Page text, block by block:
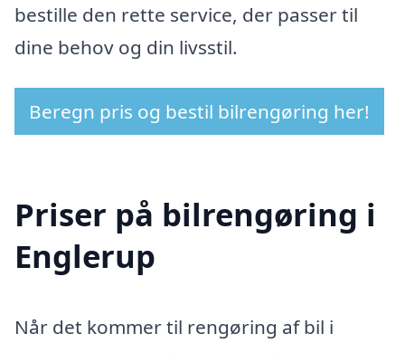
bestille den rette service, der passer til
dine behov og din livsstil.
Beregn pris og bestil bilrengøring her!
Priser på bilrengøring i
Englerup
Når det kommer til rengøring af bil i